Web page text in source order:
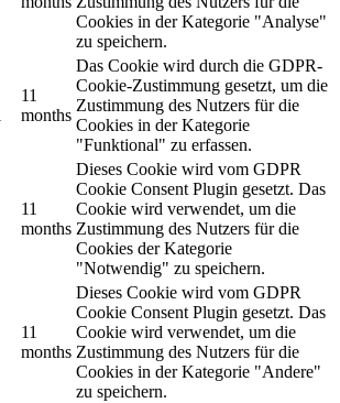
Cookies in der Kategorie "Analyse"
zu speichern.
11
months
Das Cookie wird durch die GDPR-
Cookie-Zustimmung gesetzt, um die
Zustimmung des Nutzers für die
Cookies in der Kategorie
"Funktional" zu erfassen.
11
months
Dieses Cookie wird vom GDPR
Cookie Consent Plugin gesetzt. Das
Cookie wird verwendet, um die
Zustimmung des Nutzers für die
Cookies der Kategorie
"Notwendig" zu speichern.
11
months
Dieses Cookie wird vom GDPR
Cookie Consent Plugin gesetzt. Das
Cookie wird verwendet, um die
Zustimmung des Nutzers für die
Cookies in der Kategorie "Andere"
zu speichern.